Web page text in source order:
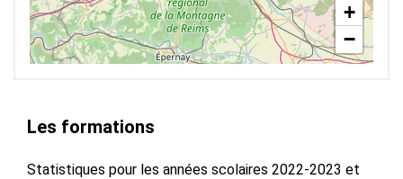
+
−
Les formations
Statistiques pour les années scolaires 2022-2023 et